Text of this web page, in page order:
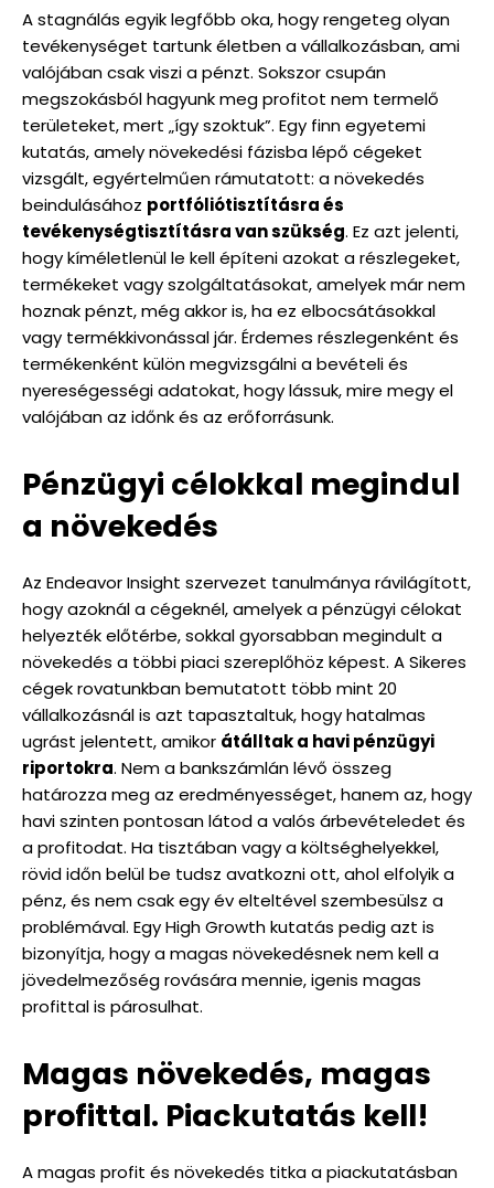
A stagnálás egyik legfőbb oka, hogy rengeteg olyan
tevékenységet tartunk életben a vállalkozásban, ami
valójában csak viszi a pénzt. Sokszor csupán
megszokásból hagyunk meg profitot nem termelő
területeket, mert „így szoktuk”. Egy finn egyetemi
kutatás, amely növekedési fázisba lépő cégeket
vizsgált, egyértelműen rámutatott: a növekedés
beindulásához portfóliótisztításra és
tevékenységtisztításra van szükség. Ez azt jelenti,
hogy kíméletlenül le kell építeni azokat a részlegeket,
termékeket vagy szolgáltatásokat, amelyek már nem
hoznak pénzt, még akkor is, ha ez elbocsátásokkal
vagy termékkivonással jár. Érdemes részlegenként és
termékenként külön megvizsgálni a bevételi és
nyereségességi adatokat, hogy lássuk, mire megy el
valójában az időnk és az erőforrásunk.
Pénzügyi célokkal megindul
a növekedés
Az Endeavor Insight szervezet tanulmánya rávilágított,
hogy azoknál a cégeknél, amelyek a pénzügyi célokat
helyezték előtérbe, sokkal gyorsabban megindult a
növekedés a többi piaci szereplőhöz képest. A Sikeres
cégek rovatunkban bemutatott több mint 20
vállalkozásnál is azt tapasztaltuk, hogy hatalmas
ugrást jelentett, amikor átálltak a havi pénzügyi
riportokra. Nem a bankszámlán lévő összeg
határozza meg az eredményességet, hanem az, hogy
havi szinten pontosan látod a valós árbevételedet és
a profitodat. Ha tisztában vagy a költséghelyekkel,
rövid időn belül be tudsz avatkozni ott, ahol elfolyik a
pénz, és nem csak egy év elteltével szembesülsz a
problémával. Egy High Growth kutatás pedig azt is
bizonyítja, hogy a magas növekedésnek nem kell a
jövedelmezőség rovására mennie, igenis magas
profittal is párosulhat.
Magas növekedés, magas
profittal. Piackutatás kell!
A magas profit és növekedés titka a piackutatásban